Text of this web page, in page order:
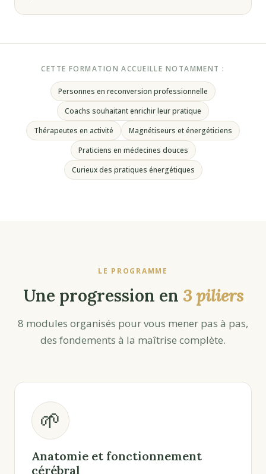
CETTE FORMATION ACCUEILLE NOTAMMENT :
Personnes en reconversion professionnelle
Coachs souhaitant enrichir leur pratique
Thérapeutes en activité
Magnétiseurs et énergéticiens
Praticiens en médecines douces
Curieux des pratiques énergétiques
LE PROGRAMME
Une progression en 3 piliers
8 modules organisés pour vous mener pas à pas,
des fondements à la maîtrise complète.
🌱
Anatomie et fonctionnement
cérébral